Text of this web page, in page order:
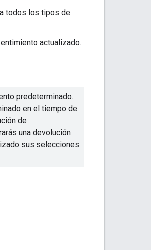
todos los tipos de
actualizado.
predeterminado.
en el tiempo de
de
una devolución
sus selecciones